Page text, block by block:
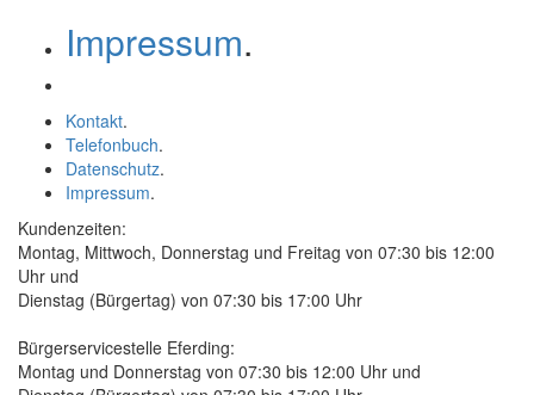
Impressum.
Kontakt.
Telefonbuch.
Datenschutz.
Impressum.
Kundenzeiten:
Montag, Mittwoch, Donnerstag und Freitag von 07:30 bis 12:00
Uhr und
Dienstag (Bürgertag) von 07:30 bis 17:00 Uhr
Bürgerservicestelle Eferding:
Montag und Donnerstag von 07:30 bis 12:00 Uhr und